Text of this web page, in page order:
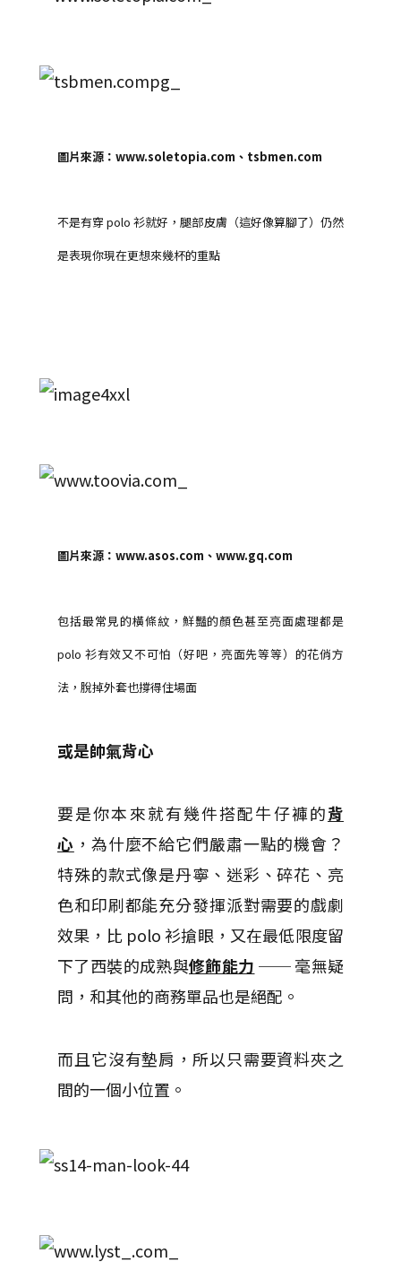
圖片來源：www.soletopia.com、tsbmen.com
不是有穿 polo 衫就好，腿部皮膚（這好像算腳了）仍然
是表現你現在更想來幾杯的重點
圖片來源：www.asos.com、www.gq.com
包括最常見的橫條紋，鮮豔的顏色甚至亮面處理都是
polo 衫有效又不可怕（好吧，亮面先等等）的花俏方
法，脫掉外套也撐得住場面
或是帥氣背心
要是你本來就有幾件搭配牛仔褲的背
心 ，為什麼不給它們嚴肅一點的機會？
特殊的款式像是丹寧、迷彩、碎花、亮
色和印刷都能充分發揮派對需要的戲劇
效果，比 polo 衫搶眼，又在最低限度留
下了西裝的成熟與修飾能力 ── 毫無疑
問，和其他的商務單品也是絕配。
而且它沒有墊肩，所以只需要資料夾之
間的一個小位置。